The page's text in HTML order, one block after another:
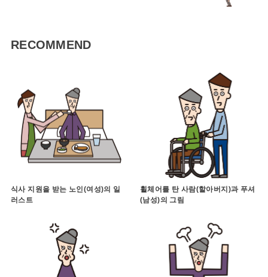
RECOMMEND
식사 지원을 받는 노인(여성)의 일
러스트
휠체어를 탄 사람(할아버지)과 푸셔
(남성)의 그림